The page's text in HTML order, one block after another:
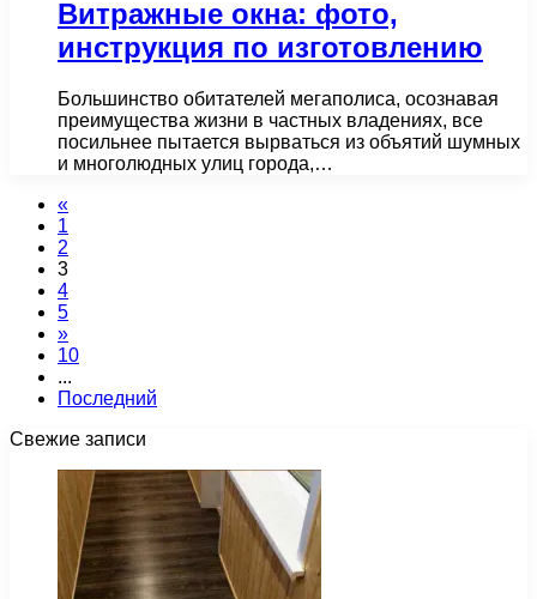
Витражные окна: фото,
инструкция по изготовлению
Большинство обитателей мегаполиса, осознавая
преимущества жизни в частных владениях, все
посильнее пытается вырваться из объятий шумных
и многолюдных улиц города,…
«
1
2
3
4
5
»
10
...
Последний
Свежие записи